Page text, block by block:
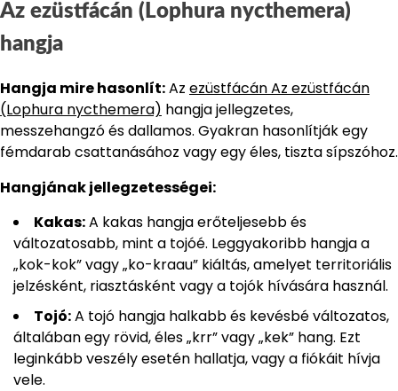
Az ezüstfácán (Lophura nycthemera)
hangja
Hangja mire hasonlít:Az ezüstfácán Az ezüstfácán
(Lophura nycthemera) hangja jellegzetes,
messzehangzó és dallamos. Gyakran hasonlítják egy
fémdarab csattanásához vagy egy éles, tiszta sípszóhoz.
Hangjának jellegzetességei:
Kakas:A kakas hangja erőteljesebb és
változatosabb, mint a tojóé. Leggyakoribb hangja a
„kok-kok” vagy „ko-kraau” kiáltás, amelyet territoriális
jelzésként, riasztásként vagy a tojók hívására használ.
Tojó:A tojó hangja halkabb és kevésbé változatos,
általában egy rövid, éles „krr” vagy „kek” hang. Ezt
leginkább veszély esetén hallatja, vagy a fiókáit hívja
vele.